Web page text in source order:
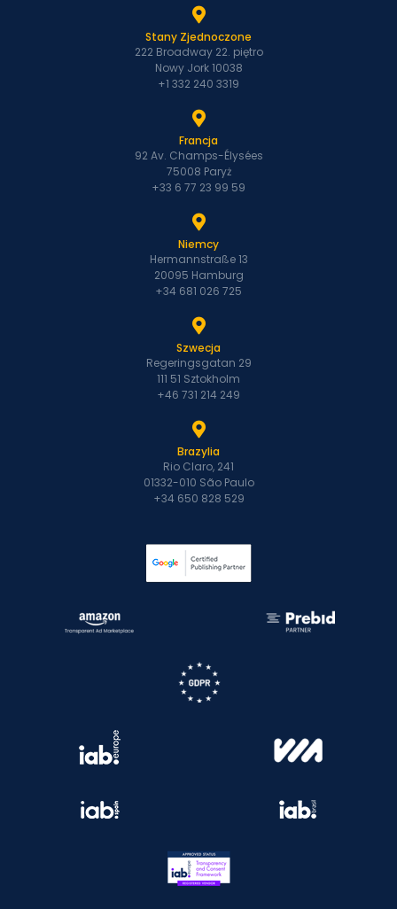
Stany Zjednoczone
222 Broadway 22. piętro
Nowy Jork 10038
+1 332 240 3319
Francja
92 Av. Champs-Élysées
75008 Paryż
+33 6 77 23 99 59
Niemcy
Hermannstraße 13
20095 Hamburg
+34 681 026 725
Szwecja
Regeringsgatan 29
111 51 Sztokholm
+46 731 214 249
Brazylia
Rio Claro, 241
01332-010 São Paulo
+34 650 828 529